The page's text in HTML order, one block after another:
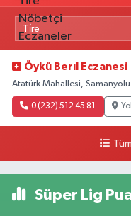
Öykü Berıl Eczanesi
Atatürk Mahallesi,
0 (232) 512 45 81
Süper Lig